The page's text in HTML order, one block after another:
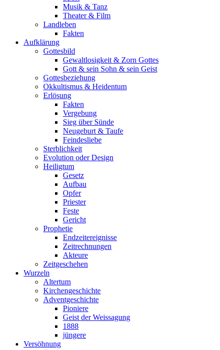
Musik & Tanz
Theater & Film
Landleben
Fakten
Aufklärung
Gottesbild
Gewaltlosigkeit & Zorn Gottes
Gott & sein Sohn & sein Geist
Gottesbeziehung
Okkultismus & Heidentum
Erlösung
Fakten
Vergebung
Sieg über Sünde
Neugeburt & Taufe
Feindesliebe
Sterblichkeit
Evolution oder Design
Heiligtum
Gesetz
Aufbau
Opfer
Priester
Feste
Gericht
Prophetie
Endzeitereignisse
Zeitrechnungen
Akteure
Zeitgeschehen
Wurzeln
Altertum
Kirchengeschichte
Adventgeschichte
Pioniere
Geist der Weissagung
1888
jüngere
Versöhnung